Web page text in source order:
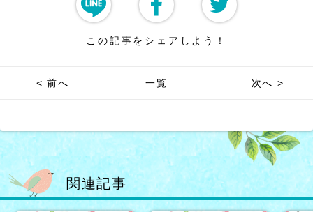
この記事をシェアしよう！
< 前へ 一覧 次へ >
関連記事